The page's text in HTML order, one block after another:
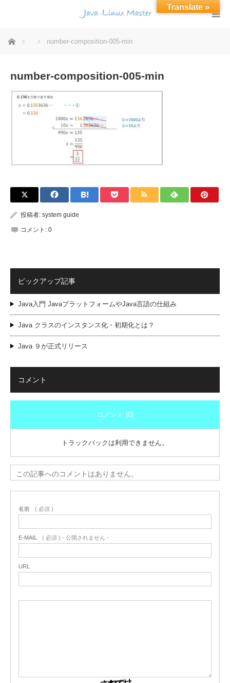
ホーム number-composition-005-min
number-composition-005-min
投稿者: system guide
コメント: 0
ピックアップ記事
Java入門 JavaプラットフォームやJava言語の仕組み
Java クラスのインスタンス化・初期化とは？
Java ９が正式リリース
コメント
コメント (0)
トラックバックは利用できません。
この記事へのコメントはありません。
名前 ( 必須 )
E-MAIL ( 必須 ) - 公開されません -
URL
Translate »